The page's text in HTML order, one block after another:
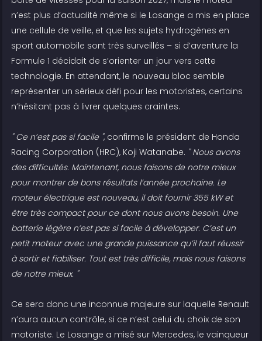
n’est plus d’actualité même si le Losange a mis en place
une cellule de veille, et que les sujets hydrogènes en
sport automobile sont très surveillés – si d’aventure la
Formule 1 décidait de s’orienter un jour vers cette
technologie. En attendant, le nouveau bloc semble
représenter un sérieux défi pour les motoristes, certains
n’hésitant pas à livrer quelques craintes.
" Ce n’est pas si facile ", confirme le président de Honda
Racing Corporation (HRC), Koji Watanabe. " Nous avons
des difficultés. Maintenant, nous faisons de notre mieux
pour montrer de bons résultats l’année prochaine. Le
moteur électrique est nouveau, il doit fournir 355 kW et
être très compact pour ce dont nous avons besoin. Une
batterie légère n’est pas si facile à développer. C’est un
petit moteur avec une grande puissance qu’il faut réussir
à sortir et fiabiliser. Tout est très difficile, mais nous faisons
de notre mieux. "
Ce sera donc une inconnue majeure sur laquelle Renault
n’aura aucun contrôle, si ce n’est celui du choix de son
motoriste. Le Losange a misé sur Mercedes, le vainqueur